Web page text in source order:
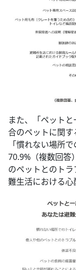
また、「ペット
合のペットに関す
「慣れない場所
70.9%（複数回答
のペットとのト
難生活における心